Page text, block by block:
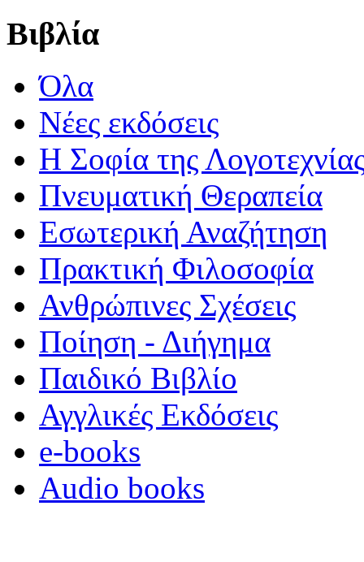
Βιβλία
Όλα
Νέες εκδόσεις
Η Σοφία της
Πνευματική Θεραπεία
Εσωτερική Αναζήτηση
Πρακτική Φιλοσοφία
Ανθρώπινες Σχέσεις
Ποίηση - Διήγημα
Παιδικό Βιβλίο
Αγγλικές Εκδόσεις
e-books
Audio books